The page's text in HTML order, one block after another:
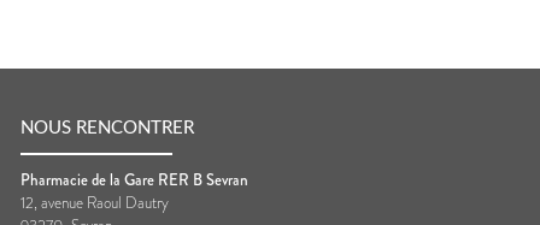
NOUS RENCONTRER
Pharmacie de la Gare RER B Sevran
12, avenue Raoul Dautry